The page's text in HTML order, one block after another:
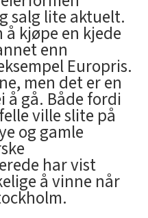
salg lite aktuelt.
kjøpe en kjede
enn
Europris.
men det er en
å gå. Både fordi
ville slite på
og gamle
har vist
å vinne når